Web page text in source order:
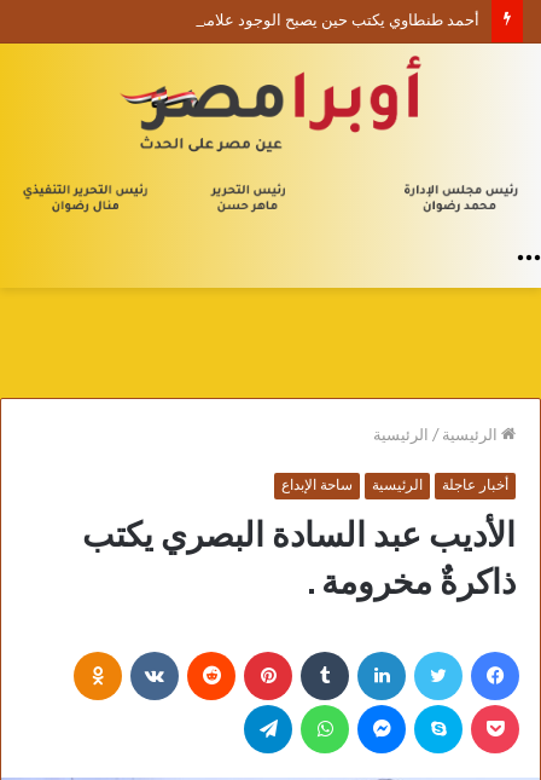
أحمد طنطاوي يكتب حين يصبح الوجود علامة استفهام
الرئيسية/الرئيسية
أخبار عاجلة الرئيسية ساحة الإبداع
الأديب عبد السادة البصري يكتب
ذاكرةٌ مخرومة .